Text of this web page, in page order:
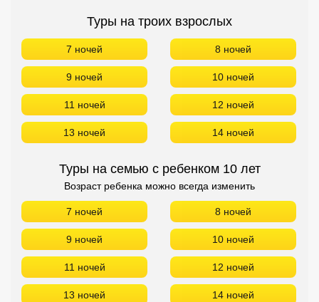
Туры на троих взрослых
7 ночей 8 ночей
9 ночей 10 ночей
11 ночей 12 ночей
13 ночей 14 ночей
Туры на семью с ребенком 10 лет
Возраст ребенка можно всегда изменить
7 ночей 8 ночей
9 ночей 10 ночей
11 ночей 12 ночей
13 ночей 14 ночей